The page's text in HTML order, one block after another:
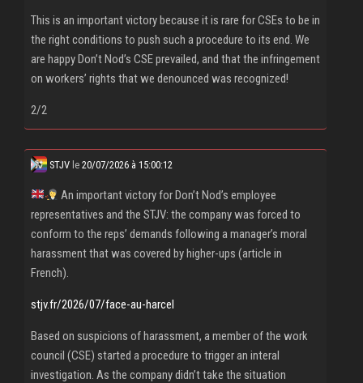
This is an important victory because it is rare for CSEs to be in
the right conditions to push such a procedure to its end. We
are happy Don’t Nod’s CSE prevailed, and that the infringement
on workers’ rights that we denounced was recognized!
2/2
STJV le 20/07/2026 à 15:00:12
An important victory for Don’t Nod’s employee
representatives and the STJV: the company was forced to
conform to the reps’ demands following a manager’s moral
harassment that was covered by higher-ups (article in
French).
stjv.fr/2026/07/face-au-harcel
Based on suspicions of harassment, a member of the work
council (CSE) started a procedure to trigger an interal
investigation. As the company didn’t take the situation